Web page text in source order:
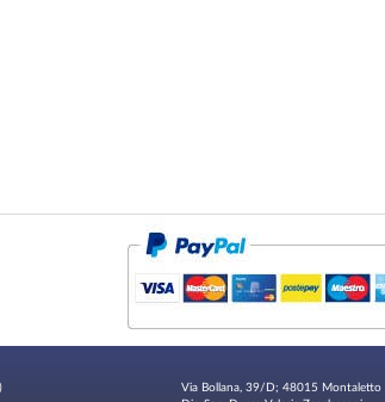
Via Bollana, 39/D; 48015 Montaletto